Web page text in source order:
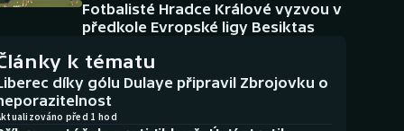
Fotbalisté Hradce Králové vyzvou v
předkole Evropské ligy Besiktas
k tématu
díky gólu Dulaye připravil Zbrojovku o
před 1 hod